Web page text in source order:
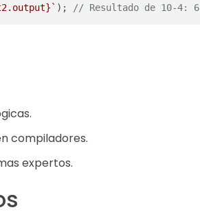
` ); // Resultado de 10-4: 6
compiladores.
expertos.